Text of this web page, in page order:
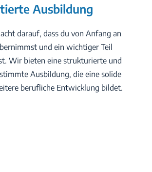
Ausbildung
darauf, dass du von Anfang an
und ein wichtiger Teil
Wir bieten eine strukturierte und
Ausbildung, die eine solide
berufliche Entwicklung bildet.